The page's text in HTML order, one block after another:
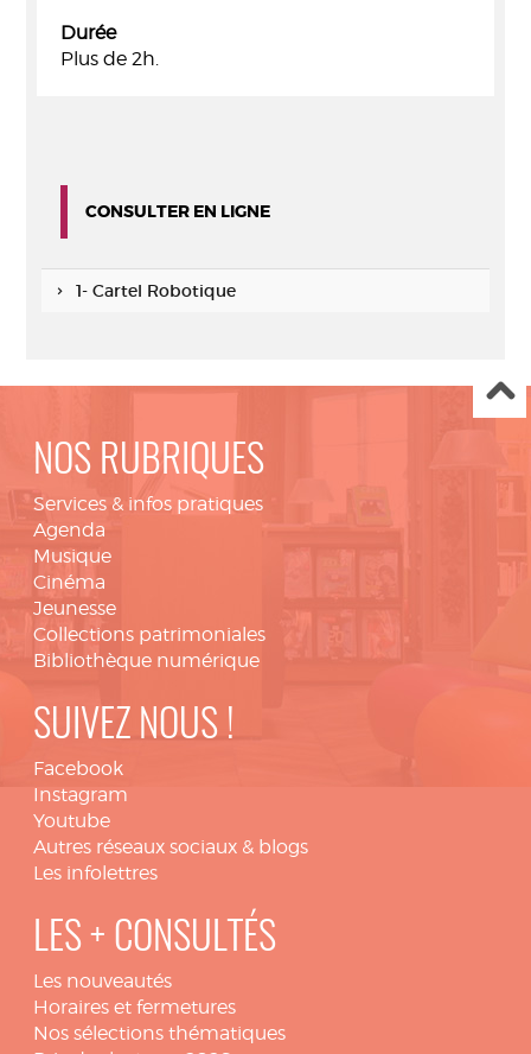
Durée
Plus de 2h.
CONSULTER EN LIGNE
1- Cartel Robotique
NOS RUBRIQUES
Services & infos pratiques
Agenda
Musique
Cinéma
Jeunesse
Collections patrimoniales
Bibliothèque numérique
SUIVEZ NOUS !
Facebook
Instagram
Youtube
Autres réseaux sociaux & blogs
Les infolettres
LES + CONSULTÉS
Les nouveautés
Horaires et fermetures
Nos sélections thématiques